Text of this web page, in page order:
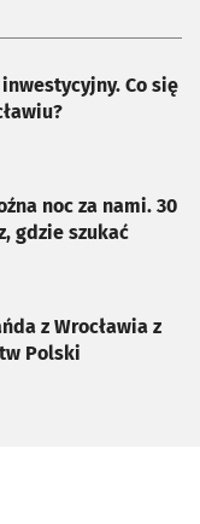
Co się
noc za nami. 30
gdzie szukać
z Wrocławia z
Polski